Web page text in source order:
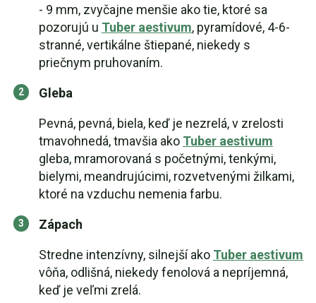
- 9 mm, zvyčajne menšie ako tie, ktoré sa
pozorujú u Tuber aestivum, pyramídové, 4-6-
stranné, vertikálne štiepané, niekedy s
priečnym pruhovaním.
Gleba
Pevná, pevná, biela, keď je nezrelá, v zrelosti
tmavohnedá, tmavšia ako Tuber aestivum
gleba, mramorovaná s početnými, tenkými,
bielymi, meandrujúcimi, rozvetvenými žilkami,
ktoré na vzduchu nemenia farbu.
Zápach
Stredne intenzívny, silnejší ako Tuber aestivum
vôňa, odlišná, niekedy fenolová a nepríjemná,
keď je veľmi zrelá.